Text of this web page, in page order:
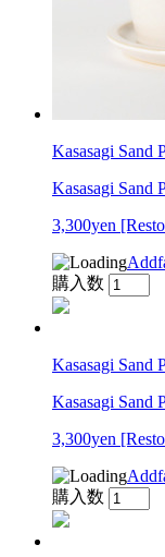
Kasasagi Sand
Kasasagi Sand
3,300yen
購入数
Kasasagi Sand
Kasasagi Sand
3,300yen
購入数